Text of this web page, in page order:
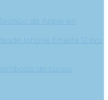
de Apple en
Iphone 6 hasta 12 pro
de cursos